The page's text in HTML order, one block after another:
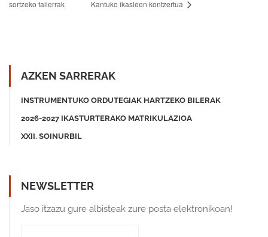
sortzeko tailerrak
Kantuko ikasleen kontzertua
AZKEN SARRERAK
INSTRUMENTUKO ORDUTEGIAK HARTZEKO BILERAK
2026-2027 IKASTURTERAKO MATRIKULAZIOA
XXII. SOINURBIL
NEWSLETTER
Jaso itzazu gure albisteak zure posta elektronikoan!